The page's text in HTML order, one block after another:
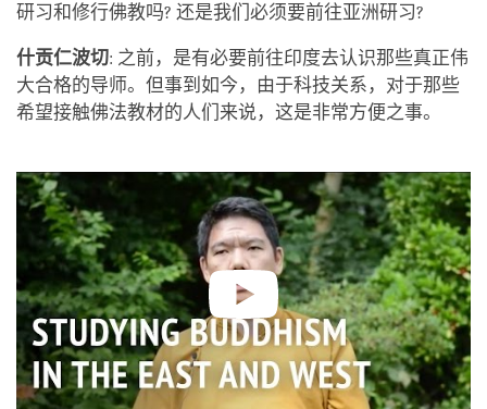
研习和修行佛教吗? 还是我们必须要前往亚洲研习?
什贡仁波切: 之前，是有必要前往印度去认识那些真正伟
大合格的导师。但事到如今，由于科技关系，对于那些
希望接触佛法教材的人们来说，这是非常方便之事。